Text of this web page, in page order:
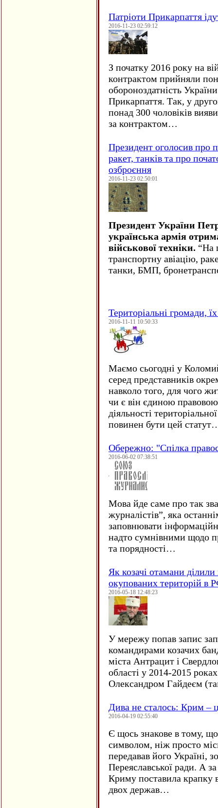
Патріоти Прикарпаття
2016-11-23 02:59:12
З початку 2016 року на
контрактом прийняли
обороноздатність
Прикарпаття. Так, у
понад 300 чоловіків
за контрактом…
Президент оголосив про
ракет, танків та про
озброєння
2016-11-23 02:50:01
Президент України
українська армія
військової техніки. “На
транспортну авіацію,
танки, БМП,
Територіальні громади,
2016-11-11 10:50:33
Маємо сьогодні у
серед представників
навколо того, для чого
чи є він єдиною
діяльності
повинен бути цей
Обережно: "Спілка
2016-06-02 07:38:51
Мова йде саме про так
журналістів”, яка
заповнювати
надто сумнівними щодо
та порядності…
Як козачі отамани
окупованих територій в
2016-05-18 12:48:23
У мережу попав запис
командирами козачих
міста Антрацит і
області у 2014-2015
Олександром Гайдеєм
Дива не сталось: Крим –
2016-04-19 02:55:40
Є щось знакове в тому, що
символом, ніж просто
передавав його Україні,
Переяславської ради. А
Криму поставила крапку
двох держав…